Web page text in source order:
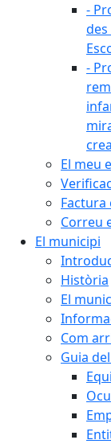
-
des
-
El meu
Factura
Correu
El municipi
Història
El
Com
Guia